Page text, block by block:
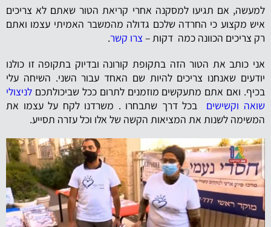
למעשה, אם תגיעו למסקנה אחרי קריאת הטור שאתם לא צריכים
איש מקצוע כי החרדה שלכם גדולה מהמשבר האמיתי עצמו ואתם
רק צריכים הכוונה כמה דקות – צרו קשר.
אני כותב את הטור הזה בתקופת קורונה ובדיוק בתקופה זו כולנו
יודעים שאנחנו צריכים להיות שם האחד עבור השני. השיחה עלי
בכיף. ואם אתם מתעקשים מוזמנים לתרום ככל שביכולתכם לניצולי
שואה וקשישים
בכל דרך שתבחרו . משרדנו לקח על עצמו את
המשימה לשנות את המציאות הקשה של אלו וכל עזרה תסייע.